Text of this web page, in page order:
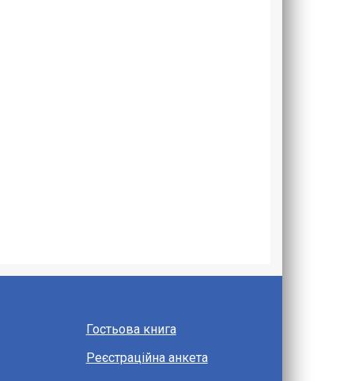
Гостьова книга
Реєстраційна анкета